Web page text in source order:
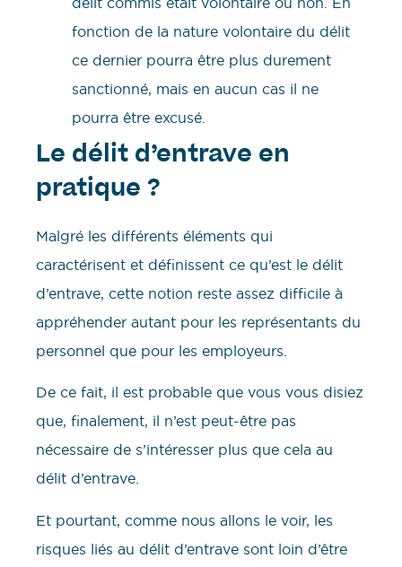
fonction de la nature volontaire du délit
ce dernier pourra être plus durement
sanctionné, mais en aucun cas il ne
pourra être excusé.
Le délit d’entrave en
pratique ?
Malgré les différents éléments qui
caractérisent et définissent ce qu’est le délit
d’entrave, cette notion reste assez difficile à
appréhender autant pour les représentants du
personnel que pour les employeurs.
De ce fait, il est probable que vous vous disiez
que, finalement, il n’est peut-être pas
nécessaire de s’intéresser plus que cela au
délit d’entrave.
Et pourtant, comme nous allons le voir, les
risques liés au délit d’entrave sont loin d’être